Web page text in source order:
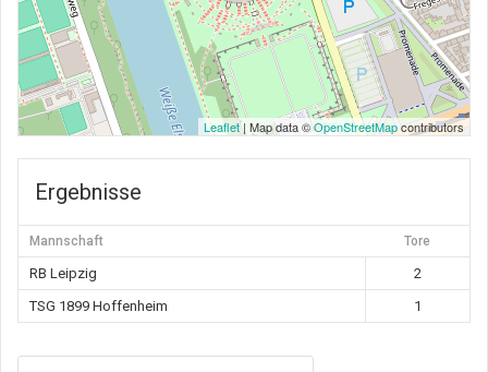
Leaflet| Map data ©OpenStreetMapcontributors
Ergebnisse
Mannschaft Tore
RB Leipzig
2
TSG 1899 Hoffenheim
1